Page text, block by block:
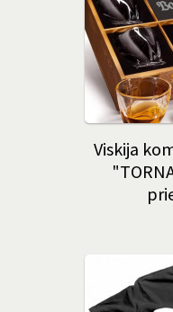
Viskija